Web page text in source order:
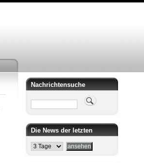
Nachrichtensuche
Suche
Die News der letzten